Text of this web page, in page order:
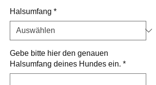
Halsumfang *
Gebe bitte hier den genauen
Halsumfang deines Hundes ein. *